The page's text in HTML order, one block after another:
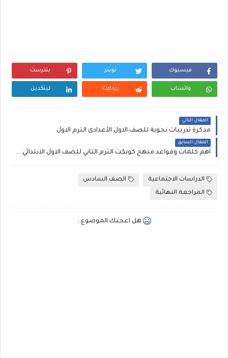
فيسبوك تويتر بنترست
واتساب ريدايت لينكدين
المقال التالي
مذكرة تدريبات نحوية للصف الاول الأعدادى الترم الاول
المقال السابق
أهم كلمات وقواعد منهج كونكت الترم الثاني للصف الاول الابتدائي 2019
الدراسات الاجتماعية
الصف السادس
المراجعة النهائية
هل اعجبك الموضوع :